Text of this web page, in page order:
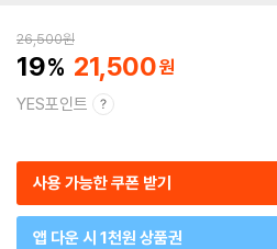
26,500원
19 21,500
YES포인트
사용 가능한 쿠폰 받기
앱 다운 시 1천원 상품권